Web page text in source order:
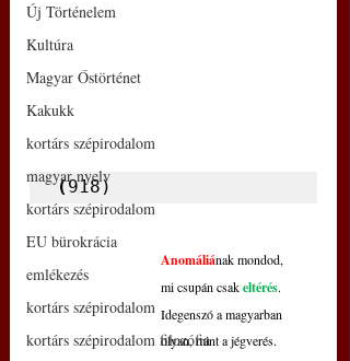
Új Történelem
Kultúra
Magyar Őstörténet
Kakukk
kortárs szépirodalom
magyar nyelv
kortárs szépirodalom
EU bürokrácia
emlékezés
kortárs szépirodalom
kortárs szépirodalom filozófia
(918)
Anomáliának mondod,
mi csupán csak eltérés.
Idegenszó a magyarban
olyan, mint a jégverés.